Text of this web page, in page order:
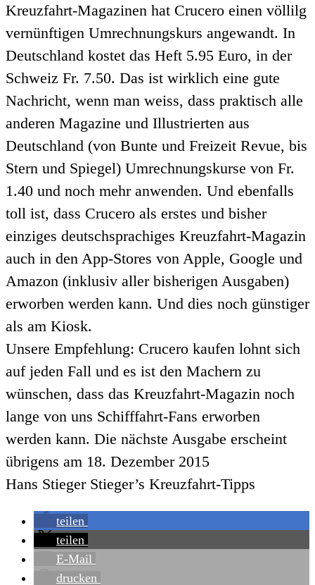
Kreuzfahrt-Magazinen hat Crucero einen völlilg
vernünftigen Umrechnungskurs angewandt. In
Deutschland kostet das Heft 5.95 Euro, in der
Schweiz Fr. 7.50. Das ist wirklich eine gute
Nachricht, wenn man weiss, dass praktisch alle
anderen Magazine und Illustrierten aus
Deutschland (von Bunte und Freizeit Revue, bis
Stern und Spiegel) Umrechnungskurse von Fr.
1.40 und noch mehr anwenden. Und ebenfalls
toll ist, dass Crucero als erstes und bisher
einziges deutschsprachiges Kreuzfahrt-Magazin
auch in den App-Stores von Apple, Google und
Amazon (inklusiv aller bisherigen Ausgaben)
erworben werden kann. Und dies noch günstiger
als am Kiosk.
Unsere Empfehlung: Crucero kaufen lohnt sich
auf jeden Fall und es ist den Machern zu
wünschen, dass das Kreuzfahrt-Magazin noch
lange von uns Schifffahrt-Fans erworben
werden kann. Die nächste Ausgabe erscheint
übrigens am 18. Dezember 2015
Hans Stieger Stieger’s Kreuzfahrt-Tipps
teilen
teilen
E-Mail
drucken